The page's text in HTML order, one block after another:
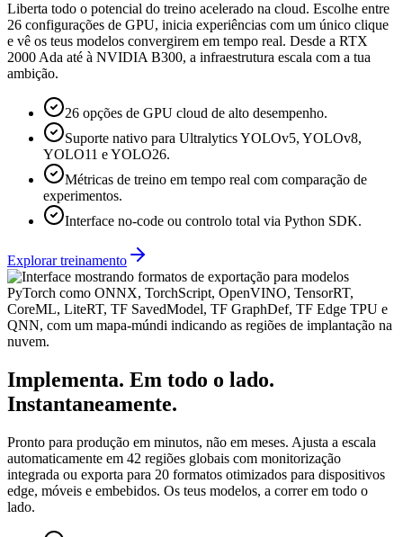
Liberta todo o potencial do treino acelerado na cloud. Escolhe entre
26 configurações de GPU, inicia experiências com um único clique
e vê os teus modelos convergirem em tempo real. Desde a RTX
2000 Ada até à NVIDIA B300, a infraestrutura escala com a tua
ambição.
26 opções de GPU cloud de alto desempenho.
Suporte nativo para Ultralytics YOLOv5, YOLOv8,
YOLO11 e YOLO26.
Métricas de treino em tempo real com comparação de
experimentos.
Interface no-code ou controlo total via Python SDK.
Explorar treinamento
Implementa. Em todo o lado.
Instantaneamente.
Pronto para produção em minutos, não em meses. Ajusta a escala
automaticamente em 42 regiões globais com monitorização
integrada ou exporta para 20 formatos otimizados para dispositivos
edge, móveis e embebidos. Os teus modelos, a correr em todo o
lado.